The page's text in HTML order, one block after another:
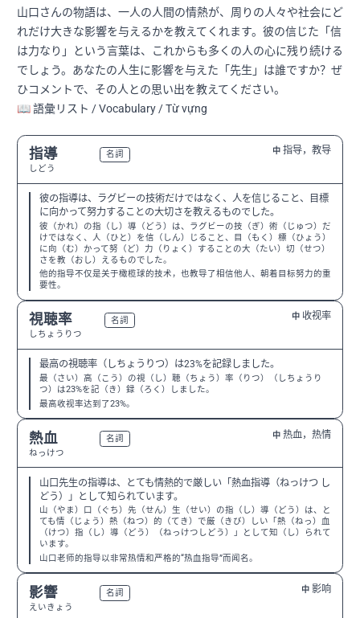
山口さんの物語は、一人の人間の情熱が、周りの人々や社会にど
れだけ大きな影響を与えるかを教えてくれます。彼の信じた「信
は力なり」という言葉は、これからも多くの人の心に残り続ける
でしょう。あなたの人生に影響を与えた「先生」は誰ですか？ぜ
ひコメントで、その人との思い出を教えてください。
📖 語彙リスト / Vocabulary / Từ vựng
指導
しどう
名詞 中 指导，教导
彼の指導は、ラグビーの技術だけではなく、人を信じること、目標
に向かって努力することの大切さを教えるものでした。
彼（かれ）の指（し）導（どう）は、ラグビーの技（ぎ）術（じゅつ）だ
けではなく、人（ひと）を信（しん）じること、目（もく）標（ひょう）
に向（む）かって努（ど）力（りょく）することの大（たい）切（せつ）
さを教（おし）えるものでした。
他的指导不仅是关于橄榄球的技术，也教导了相信他人、朝着目标努力的重
要性。
視聴率
しちょうりつ
名詞 中 收视率
最高の視聴率（しちょうりつ）は23%を記録しました。
最（さい）高（こう）の視（し）聴（ちょう）率（りつ）（しちょうり
つ）は23%を記（き）録（ろく）しました。
最高收视率达到了23%。
熱血
ねっけつ
名詞 中 热血，热情
山口先生の指導は、とても情熱的で厳しい「熱血指導（ねっけつ し
どう）」として知られています。
山（やま）口（ぐち）先（せん）生（せい）の指（し）導（どう）は、と
ても情（じょう）熱（ねつ）的（てき）で厳（きび）しい「熱（ねっ）血
（けつ）指（し）導（どう）（ねっけつしどう）」として知（し）られて
います。
山口老师的指导以非常热情和严格的“热血指导”而闻名。
影響
えいきょう
名詞 中 影响